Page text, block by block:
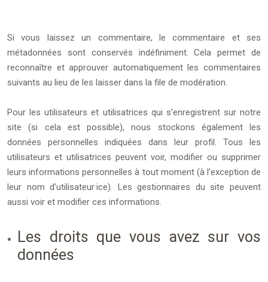
Si vous laissez un commentaire, le commentaire et ses
métadonnées sont conservés indéfiniment. Cela permet de
reconnaître et approuver automatiquement les commentaires
suivants au lieu de les laisser dans la file de modération.
Pour les utilisateurs et utilisatrices qui s’enregistrent sur notre
site (si cela est possible), nous stockons également les
données personnelles indiquées dans leur profil. Tous les
utilisateurs et utilisatrices peuvent voir, modifier ou supprimer
leurs informations personnelles à tout moment (à l’exception de
leur nom d’utilisateur·ice). Les gestionnaires du site peuvent
aussi voir et modifier ces informations.
Les droits que vous avez sur vos
données